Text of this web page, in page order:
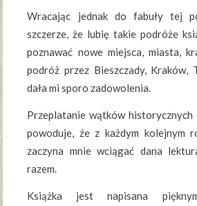
Wracając jednak do fabuły tej
szczerze, że lubię takie podróże
poznawać nowe miejsca, miasta,
podróż przez Bieszczady,
dała mi sporo zadowolenia.
Przeplatanie wątków historycznych
powoduje, że z każdym kolejnym
zaczyna mnie wciągać dana
razem.
Książka jest napisana